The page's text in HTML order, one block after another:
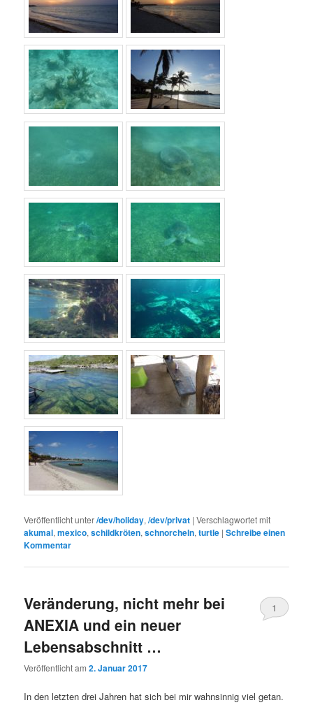
Veröffentlicht unter/dev/holiday,/dev/privat |Verschlagwortet mit
akumal,mexico,schildkröten,schnorcheln,turtle |Schreibe einen
Kommentar
Veränderung, nicht mehr bei
ANEXIA und ein neuer
Lebensabschnitt …
Veröffentlicht am2. Januar 2017
1
In den letzten drei Jahren hat sich bei mir wahnsinnig viel getan.